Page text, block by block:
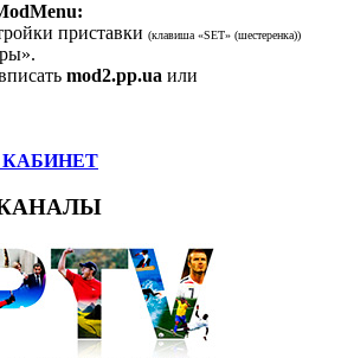
приставки (клавиша «SET» (шестеренка))
mod2.pp.ua или